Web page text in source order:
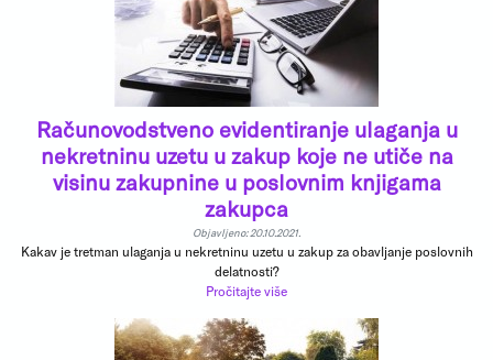
Računovodstveno evidentiranje ulaganja u
nekretninu uzetu u zakup koje ne utiče na
visinu zakupnine u poslovnim knjigama
zakupca
Objavljeno: 20.10.2021.
Kakav je tretman ulaganja u nekretninu uzetu u zakup za obavljanje poslovnih
delatnosti?
Pročitajte više